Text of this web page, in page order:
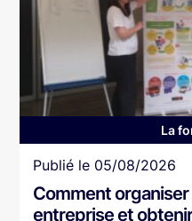
La
Article
Publié le 05/08/2026
Comment
entreprise et